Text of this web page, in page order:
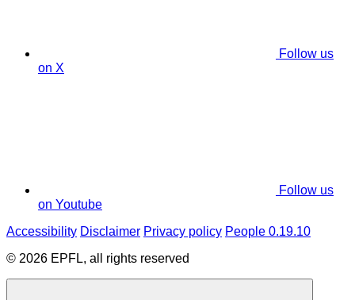
Follow us
on X
Follow us
on Youtube
Accessibility Disclaimer Privacy policy People 0.19.10
© 2026 EPFL, all rights reserved